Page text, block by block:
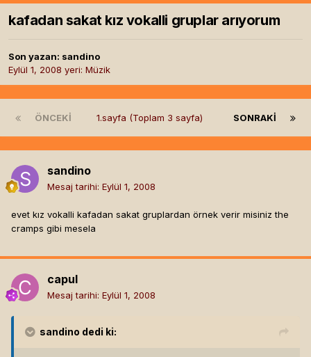
kafadan sakat kız vokalli gruplar arıyorum
Son yazan: sandino
Eylül 1, 2008 yeri: Müzik
ÖNCEKI SONRAKI
1.sayfa (Toplam 3 sayfa)
sandino
Mesaj tarihi: Eylül 1, 2008
evet kız vokalli kafadan sakat gruplardan örnek verir misiniz the
cramps gibi mesela
capul
Mesaj tarihi: Eylül 1, 2008
sandino dedi ki: